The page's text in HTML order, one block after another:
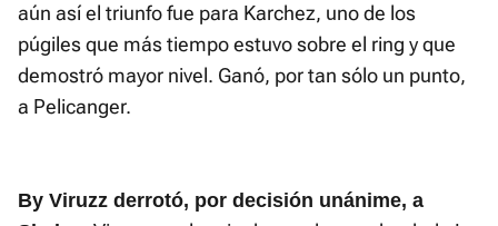
aún así el triunfo fue para Karchez, uno de los
púgiles que más tiempo estuvo sobre el ring y que
demostró mayor nivel. Ganó, por tan sólo un punto,
a Pelicanger.
By Viruzz derrotó, por decisión unánime, a